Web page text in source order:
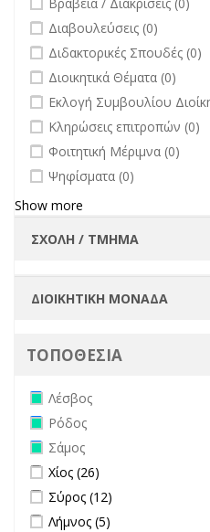
undefined
Διαβουλεύσεις (0)
undefined
Διδακτορικές Σπουδές (0)
undefined
Διοικητικά Θέματα (0)
undefined
Εκλογή Συμβουλίου
undefined
Κληρώσεις επιτροπών (0)
undefined
Φοιτητική Μέριμνα (0)
undefined
Ψηφίσματα (0)
Show more
ΤΟΠΟΘΕΣΙΑ
Remove Λέσβος filter
Λέσβος
Remove Ρόδος filter
Ρόδος
Remove Σάμος filter
Σάμος
Apply Χίος filter
Χίος (26)
Apply Σύρος filter
Σύρος (12)
Apply Λήμνος filter
Λήμνος (5)